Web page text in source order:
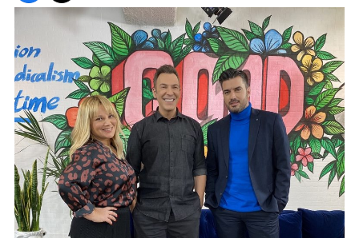
Τσιμιτσέλης
Και
Η
Κάτια
Ταραμπάνκο
Στο
“DOT.”
Υπέροχο
Σαββατοκύριακο